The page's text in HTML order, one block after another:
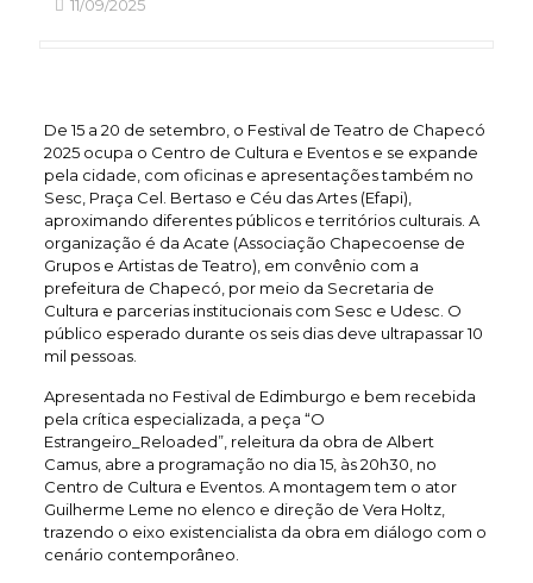
11/09/2025
De 15 a 20 de setembro, o Festival de Teatro de Chapecó
2025 ocupa o Centro de Cultura e Eventos e se expande
pela cidade, com oficinas e apresentações também no
Sesc, Praça Cel. Bertaso e Céu das Artes (Efapi),
aproximando diferentes públicos e territórios culturais. A
organização é da Acate (Associação Chapecoense de
Grupos e Artistas de Teatro), em convênio com a
prefeitura de Chapecó, por meio da Secretaria de
Cultura e parcerias institucionais com Sesc e Udesc. O
público esperado durante os seis dias deve ultrapassar 10
mil pessoas.
Apresentada no Festival de Edimburgo e bem recebida
pela crítica especializada, a peça “O
Estrangeiro_Reloaded”, releitura da obra de Albert
Camus, abre a programação no dia 15, às 20h30, no
Centro de Cultura e Eventos. A montagem tem o ator
Guilherme Leme no elenco e direção de Vera Holtz,
trazendo o eixo existencialista da obra em diálogo com o
cenário contemporâneo.